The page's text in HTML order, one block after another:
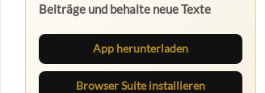
Beiträge und behalte neue Texte
App herunterladen
Browser Suite installieren